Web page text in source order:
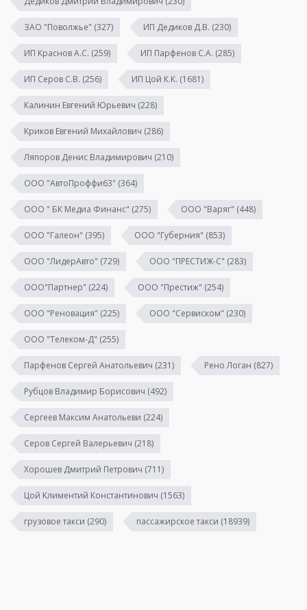
ЗАО "Поволжье" (327) ИП Дедиков Д.В. (230)
ИП Краснов А.С. (259) ИП Парфенов С.А. (285)
ИП Серов С.В. (256) ИП Цой К.К. (1681)
Калинин Евгений Юрьевич (228)
Криков Евгений Михайлович (286)
Ляпоров Денис Владимирович (210)
ООО "АвтоПроффи63" (364)
ООО " БК Медиа Финанс" (275) ООО "Варяг" (448)
ООО "Галеон" (395) ООО "Губерния" (853)
ООО "ЛидерАвто" (729) ООО "ПРЕСТИЖ-С" (283)
ООО"Партнер" (224) ООО "Престиж" (254)
ООО "Реновация" (225) ООО "Сервиском" (230)
ООО "Телеком-Д" (255)
Парфенов Сергей Анатольевич (231) Рено Логан (827)
Рубцов Владимир Борисович (492)
Сергеев Максим Анатольеви (224)
Серов Сергей Валерьевич (218)
Хорошев Дмитрий Петрович (711)
Цой Климентий Константинович (1563)
грузовое такси (290) пассажирское такси (18939)